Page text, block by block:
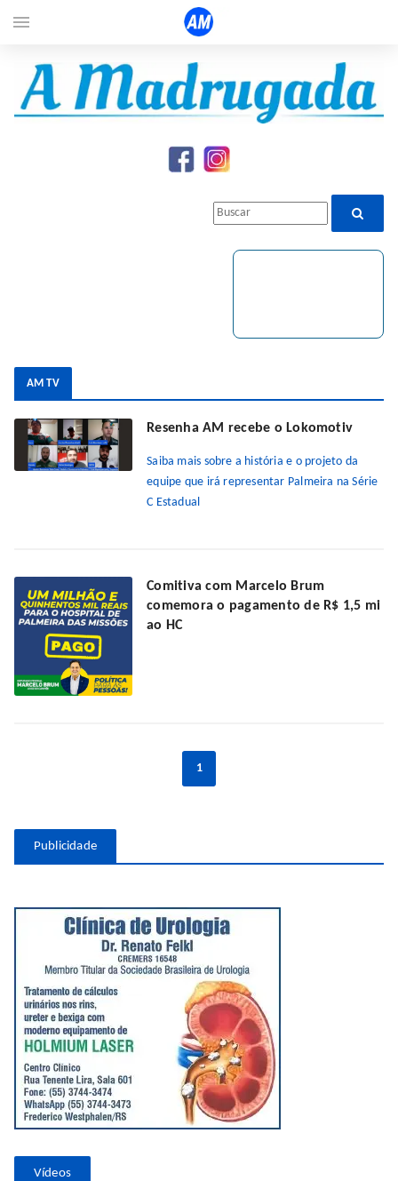
AM TV
Resenha AM recebe o Lokomotiv
Saiba mais sobre a história e o projeto da
equipe que irá representar Palmeira na Série
C Estadual
Comitiva com Marcelo Brum
comemora o pagamento de R$ 1,5 mi
ao HC
1
Publicidade
Vídeos
menu